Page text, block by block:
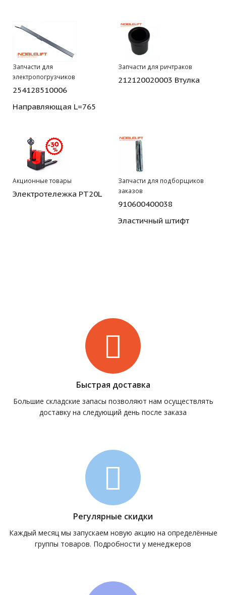
Запчасти для
электропогрузчиков
254128510006
Направляющая L=765
Запчасти для ричтраков
212120020003 Втулка
Акционные товары
Электротележка PT20L
Запчасти для подборщиков
заказов
910600400038
Эластичный штифт
Быстрая доставка
Большие складские запасы позволяют нам осуществлять
доставку на следующий день после заказа
Регулярные скидки
Каждый месяц мы запускаем новую акцию на определённые
группы товаров. Подробности у менеджеров